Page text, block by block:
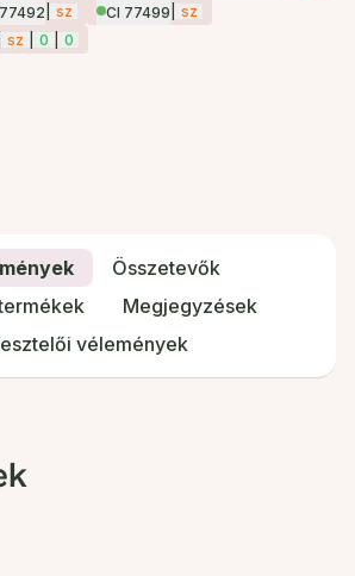
sz CI 77499
sz
sz 0 0
Összetevők
Megjegyzések
vélemények